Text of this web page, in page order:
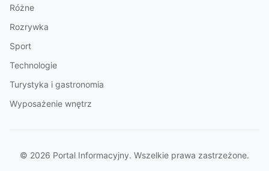
Różne
Rozrywka
Sport
Technologie
Turystyka i gastronomia
Wyposażenie wnętrz
© 2026 Portal Informacyjny. Wszelkie prawa zastrzeżone.